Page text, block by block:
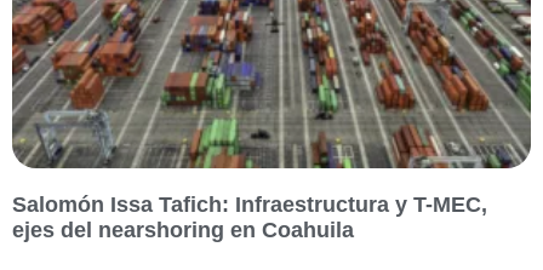
Salomón Issa Tafich: Infraestructura y T-MEC,
ejes del nearshoring en Coahuila